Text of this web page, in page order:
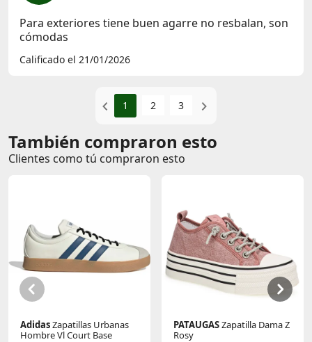
Para exteriores tiene buen agarre no resbalan, son
cómodas
Calificado el 21/01/2026
1 2 3
También compraron esto
Clientes como tú compraron esto
AdidasZapatillas Urbanas
Hombre Vl Court Base
PATAUGASZapatilla Dama Z
Rosy